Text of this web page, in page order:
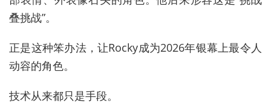
叠挑战”。
正是这种笨办法，让Rocky成为2026年银幕上最令人
动容的角色。
技术从来都只是手段。